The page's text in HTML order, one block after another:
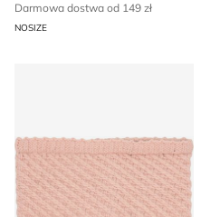
Darmowa dostwa od 149 zł
NOSIZE